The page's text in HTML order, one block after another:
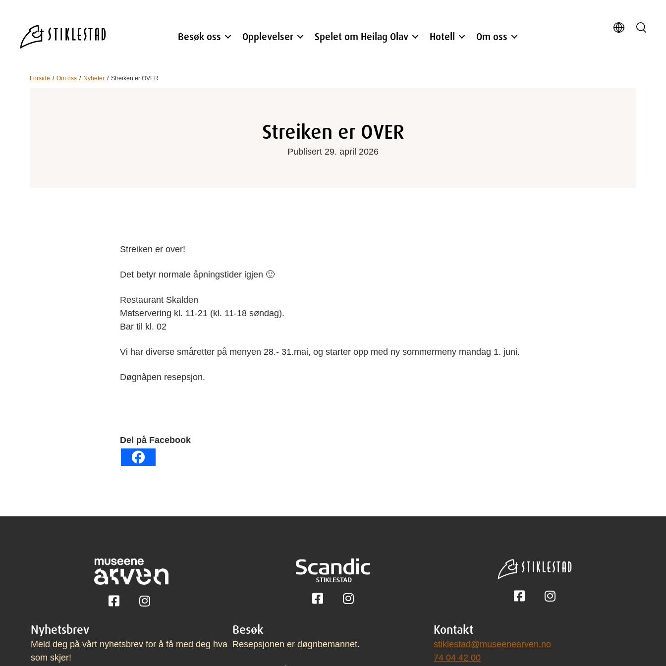
Besøk oss Opplevelser Spelet om Heilag Olav Hotell Om oss
Forside Om oss Nyheter Streiken er OVER
Streiken er OVER
Publisert 29. april 2026
Streiken er over!
Det betyr normale åpningstider igjen 🙂
Restaurant Skalden
Matservering kl. 11-21 (kl. 11-18 søndag).
Bar til kl. 02
Vi har diverse småretter på menyen 28.- 31.mai, og starter opp med ny sommermeny mandag 1. juni.
Døgnåpen resepsjon.
Del på Facebook
Følg på Facebook
Følg på Instagram Følg på Facebook
Følg på Instagram Følg på Facebook
Følg på Instagram
Nyhetsbrev
Meld deg på vårt nyhetsbrev for å få med deg hva
som skjer!
Besøk
Resepsjonen er døgnbemannet.
Kontakt
stiklestad@museenearven.no
74 04 42 00